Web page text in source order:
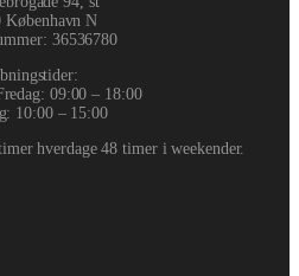
København N
: 36536780
09:00 – 18:00
10:00 – 15:00
hverdage 48 timer i weekender.